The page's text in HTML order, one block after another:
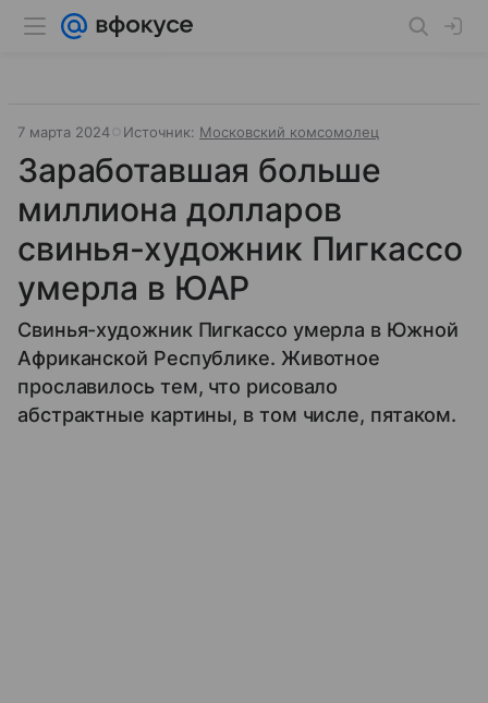
7 марта 2024 Источник: Московский комсомолец
Заработавшая больше
миллиона долларов
свинья-художник Пигкассо
умерла в ЮАР
Свинья-художник Пигкассо умерла в Южной
Африканской Республике. Животное
прославилось тем, что рисовало
абстрактные картины, в том числе, пятаком.